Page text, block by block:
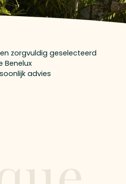
zorgvuldig geselecteerd
Benelux
advies